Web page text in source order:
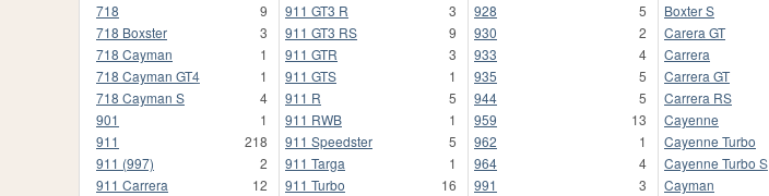
718
9
718 Boxster
3
718 Cayman
1
718 Cayman GT4
1
718 Cayman S
4
901
1
911
218
911 (997)
2
911 Carrera
12
911 GT3 R
3
911 GT3 RS
9
911 GTR
3
911 GTS
1
911 R
5
911 RWB
1
911 Speedster
5
911 Targa
1
911 Turbo
16
928
5
930
2
933
4
935
5
944
5
959
13
962
1
964
4
991
3
Boxter S
Carera GT
Carrera
Carrera GT
Carrera RS
Cayenne
Cayenne Turbo
Cayenne Turbo S
Cayman